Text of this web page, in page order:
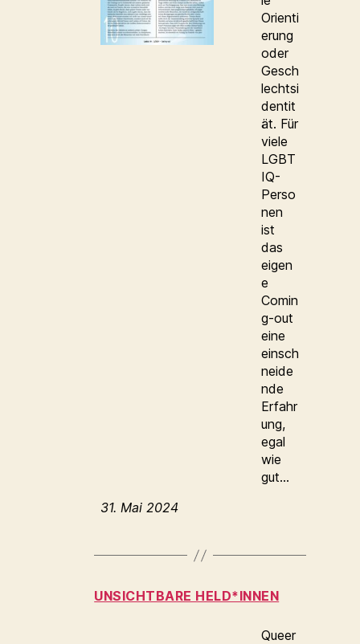
Orienti
erung
oder
Gesch
lechtsi
dentit
ät. Für
viele
LGBT
IQ-
Perso
nen
ist
das
eigen
e
Comin
g-out
eine
einsch
neide
nde
Erfahr
ung,
egal
wie
gut…
31. Mai 2024
UNSICHTBARE HELD*INNEN
Queer